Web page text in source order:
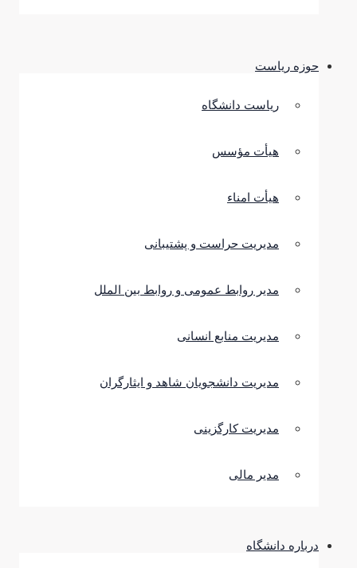
حوزه ریاست
ریاست دانشگاه
هیأت مؤسس
هیأت امناء
مدیریت حراست و پشتیبانی
مدیر روابط عمومی و روابط بین الملل
مدیریت منابع انسانی
مدیریت دانشجویان شاهد و ایثارگران
مدیریت کارگزینی
مدیر مالی
درباره دانشگاه